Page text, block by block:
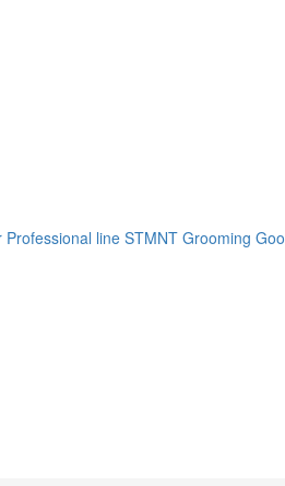
Professional line STMNT Grooming